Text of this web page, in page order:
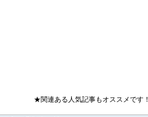
★関連ある人気記事もオススメです！